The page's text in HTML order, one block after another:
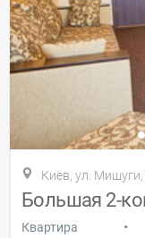
Киев, ул. Мишуги,
Большая 2-
Квартира •